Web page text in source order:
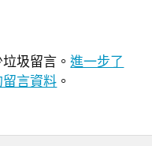
圾留言。進一步了
言資料 。